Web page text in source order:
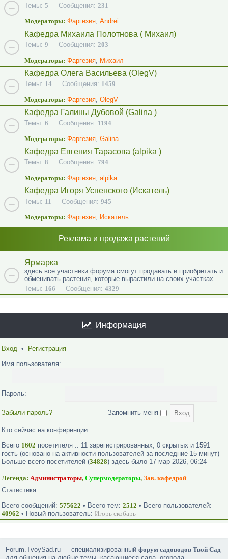
Темы: 5 Сообщения: 231
Модераторы: Фаргезия, Andrei
Кафедра Михаила Полотнова ( Михаил)
Темы: 9 Сообщения: 203
Модераторы: Фаргезия, Михаил
Кафедра Олега Васильева (OlegV)
Темы: 14 Сообщения: 1459
Модераторы: Фаргезия, OlegV
Кафедра Галины Дубовой (Galina )
Темы: 6 Сообщения: 1194
Модераторы: Фаргезия, Galina
Кафедра Евгения Тарасова (alpika )
Темы: 8 Сообщения: 794
Модераторы: Фаргезия, alpika
Кафедра Игоря Успенского (Искатель)
Темы: 11 Сообщения: 945
Модераторы: Фаргезия, Искатель
Реклама и продажа растений
Ярмарка
здесь все участники форума смогут продавать и приобретать и
обменивать растения, которые вырастили на своих участках
Темы: 166 Сообщения: 4329
Информация
Вход •
Регистрация
Имя пользователя:
Пароль:
Забыли пароль? Запомнить меня
Кто сейчас на конференции
Всего 1602 посетителя :: 11 зарегистрированных, 0 скрытых и 1591
гость (основано на активности пользователей за последние 15 минут)
Больше всего посетителей (34828) здесь было 17 мар 2026, 06:24
Легенда: Администраторы, Супермодераторы, Зав. кафедрой
Статистика
Всего сообщений: 575622 • Всего тем: 2512 • Всего пользователей:
40962 • Новый пользователь: Игорь скобарь
Forum.TvoySad.ru — специализированныйфорум садоводов Твой Сад